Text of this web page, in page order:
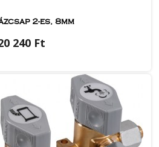
2-es, 8mm
240 Ft